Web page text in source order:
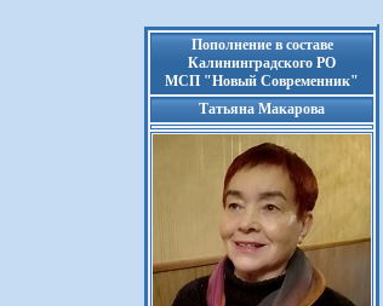
Пополнение в составе
Калининградского РО
МСП "Новый Современник"
Татьяна Макарова